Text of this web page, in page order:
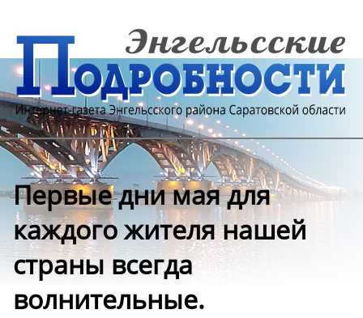
Первые дни мая для
каждого жителя нашей
страны всегда
волнительные.